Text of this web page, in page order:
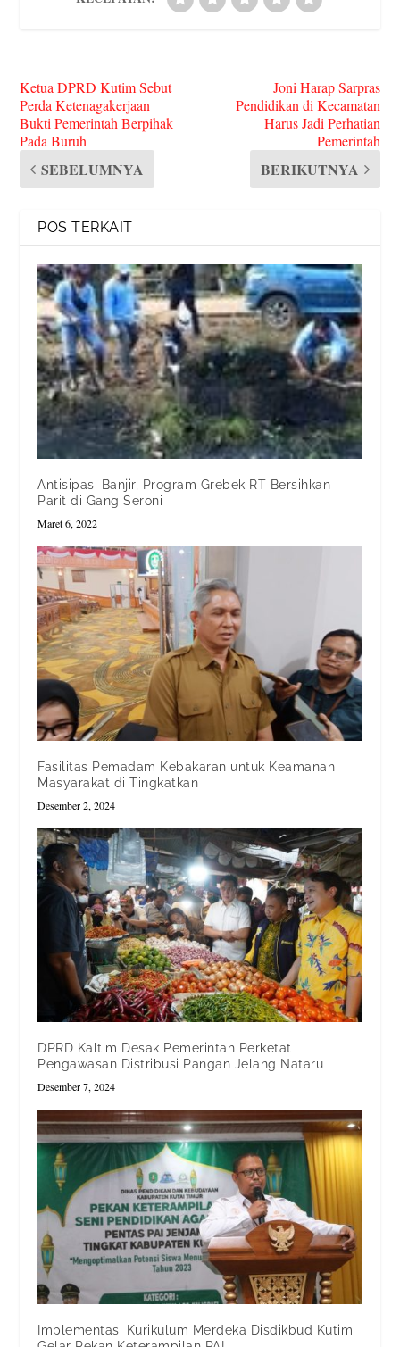
Ketua DPRD Kutim Sebut
Perda Ketenagakerjaan
Bukti Pemerintah Berpihak
Pada Buruh
SEBELUMNYA
Joni Harap Sarpras
Pendidikan di Kecamatan
Harus Jadi Perhatian
Pemerintah
BERIKUTNYA
POS TERKAIT
Antisipasi Banjir, Program Grebek RT Bersihkan
Parit di Gang Seroni
Maret 6, 2022
Fasilitas Pemadam Kebakaran untuk Keamanan
Masyarakat di Tingkatkan
Desember 2, 2024
DPRD Kaltim Desak Pemerintah Perketat
Pengawasan Distribusi Pangan Jelang Nataru
Desember 7, 2024
Implementasi Kurikulum Merdeka Disdikbud Kutim